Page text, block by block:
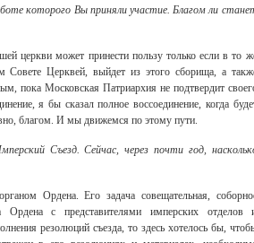
которого Вы приняли участие. Благом ли
церкви может принести пользу только если в то
Совете Церквей, выйдет из этого сборища, а
пока Московская Патриархия не подтвердит
я бы сказал полное воссоединение, когда
благом. И мы движемся по этому пути.
Съезд. Сейчас, через почти год,
Ордена. Его задача совещательная,
Ордена с представителями имперских отделов
резолюций съезда, то здесь хотелось бы,